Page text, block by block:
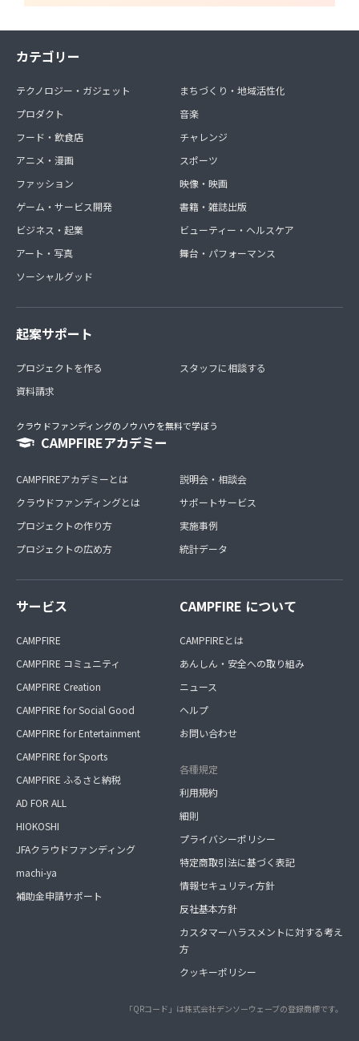
カテゴリー
テクノロジー・ガジェット
プロダクト
フード・飲食店
アニメ・漫画
ファッション
ゲーム・サービス開発
ビジネス・起業
アート・写真
ソーシャルグッド
まちづくり・地域活性化
音楽
チャレンジ
スポーツ
映像・映画
書籍・雑誌出版
ビューティー・ヘルスケア
舞台・パフォーマンス
起案サポート
プロジェクトを作る
資料請求
スタッフに相談する
クラウドファンディングのノウハウを無料で学ぼう
CAMPFIREアカデミー
CAMPFIREアカデミーとは
クラウドファンディングとは
プロジェクトの作り方
プロジェクトの広め方
説明会・相談会
サポートサービス
実施事例
統計データ
サービス
CAMPFIRE
CAMPFIRE コミュニティ
CAMPFIRE Creation
CAMPFIRE for Social Good
CAMPFIRE for Entertainment
CAMPFIRE for Sports
CAMPFIRE ふるさと納税
AD FOR ALL
HIOKOSHI
JFAクラウドファンディング
machi-ya
補助金申請サポート
CAMPFIRE について
CAMPFIREとは
あんしん・安全への取り組み
ニュース
ヘルプ
お問い合わせ
各種規定
利用規約
細則
プライバシーポリシー
特定商取引法に基づく表記
情報セキュリティ方針
反社基本方針
カスタマーハラスメントに対する考え
方
クッキーポリシー
「QRコード」は株式会社デンソーウェーブの登録商標です。